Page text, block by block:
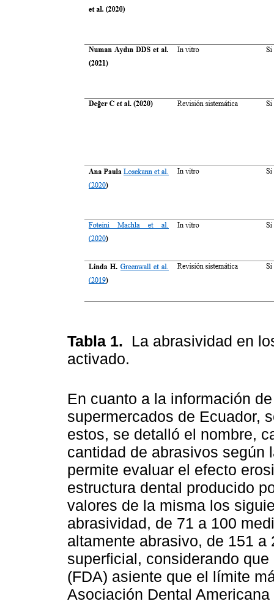
Tabla 1. La abrasividad en
activado.
En cuanto a la información
supermercados de Ecuador,
estos, se detalló el nombre,
cantidad de abrasivos según
permite evaluar el efecto
estructura dental producido
valores de la misma los
abrasividad, de 71 a 100
altamente abrasivo, de 151
superficial, considerando
(FDA) asiente que el límite
Asociación Dental